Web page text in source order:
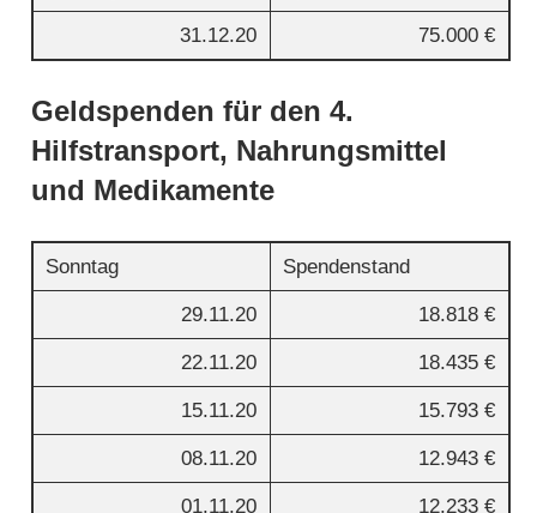
31.12.20 75.000 €
Geldspenden für den 4.
Hilfstransport, Nahrungsmittel
und Medikamente
Sonntag Spendenstand
29.11.20 18.818 €
22.11.20 18.435 €
15.11.20 15.793 €
08.11.20 12.943 €
01.11.20 12.233 €